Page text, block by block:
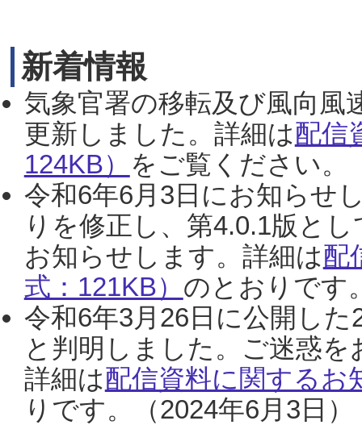
新着情報
気象官署の移転及び風向風
更新しました。詳細は配信
124KB） をご覧ください。
令和6年6月3日にお知らせ
りを修正し、第4.0.1版と
お知らせします。詳細は配
式：121KB） のとおりです
令和6年3月26日に公開し
と判明しました。ご迷惑
詳細は配信資料に関するお
りです。（2024年6月3日）